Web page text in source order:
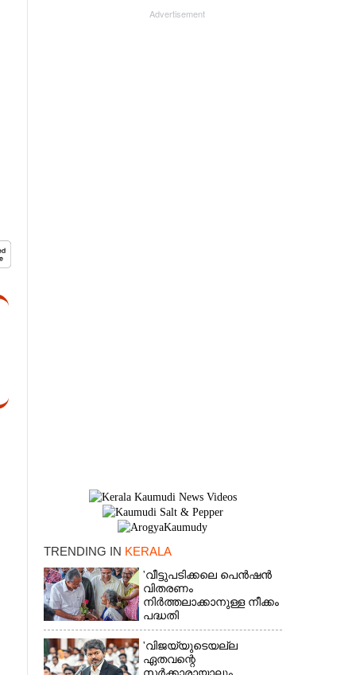
Advertisement
TRENDING IN KERALA
'വീട്ടുപടിക്കലെ പെൻഷൻ
വിതരണം
നിർത്തലാക്കാനുള്ള നീക്കം
പദ്ധതി
അവസാനിപ്പിക്കാനുള്ള
യുഡിഎഫ് അജണ്ടയുടെ
ആദ്യപടി'
'വിജയ്‌യുടെയല്ല
ഏതവന്റെ
×